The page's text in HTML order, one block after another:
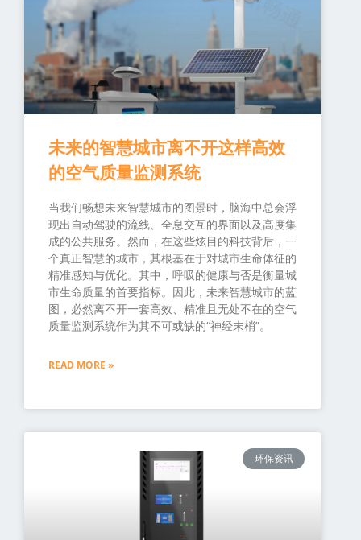
未来的智慧城市离不开这样高效
的空气质量监测系统
当我们畅想未来智慧城市的图景时，脑海中总会浮
现出自动驾驶的流线、全息交互的界面以及高度集
成的公共服务。然而，在这些炫目的科技背后，一
个真正智慧的城市，其根基在于对城市生命体征的
精准感知与优化。其中，呼吸的健康与否是衡量城
市生命质量的首要指标。因此，未来智慧城市的蓝
图，必然离不开一套高效、精准且无处不在的空气
质量监测系统作为其不可或缺的“神经末梢”。
READ MORE »
环保资讯